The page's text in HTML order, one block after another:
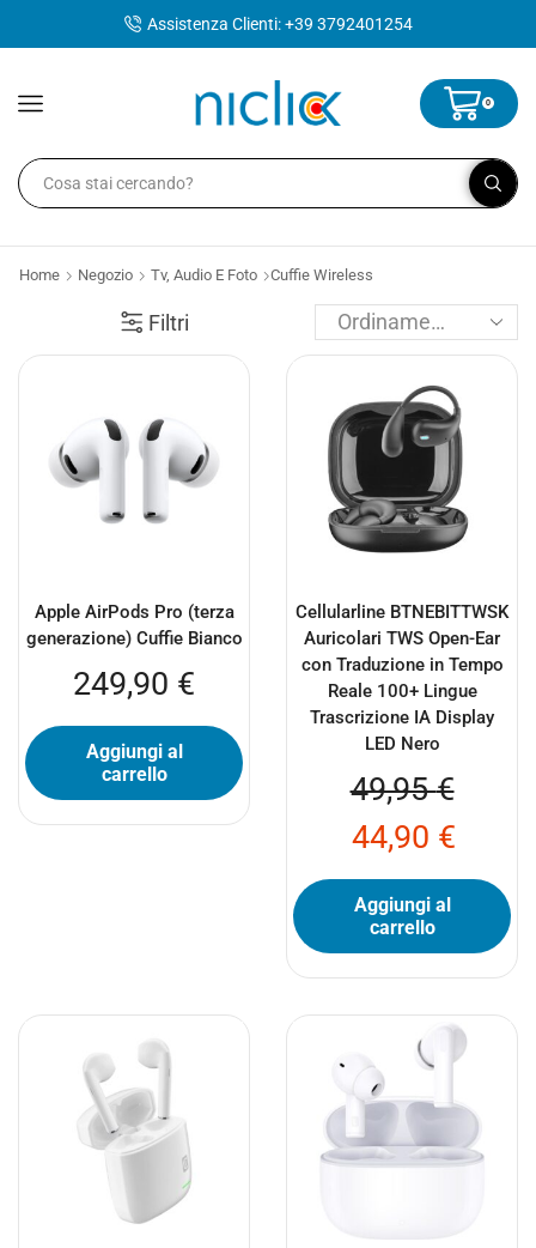
Assistenza Clienti: +39 3792401254
0
Home Negozio Tv, Audio E Foto Cuffie Wireless
Filtri
Apple AirPods Pro (terza
generazione) Cuffie Bianco
249,90 €
Aggiungi al
carrello
Cellularline BTNEBITTWSK
Auricolari TWS Open-Ear
con Traduzione in Tempo
Reale 100+ Lingue
Trascrizione IA Display
LED Nero
49,95€
44,90 €
Aggiungi al
carrello